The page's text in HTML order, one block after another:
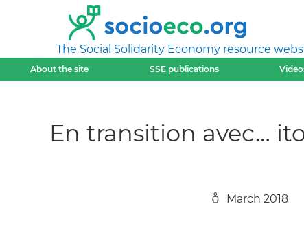
The Social Solidarity Economy resource
About the site SSE publications
En transition avec…
March 2018